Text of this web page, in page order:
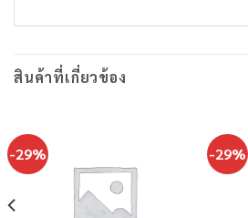
สินค้าที่เกี่ยวข้อง
-29% -29%